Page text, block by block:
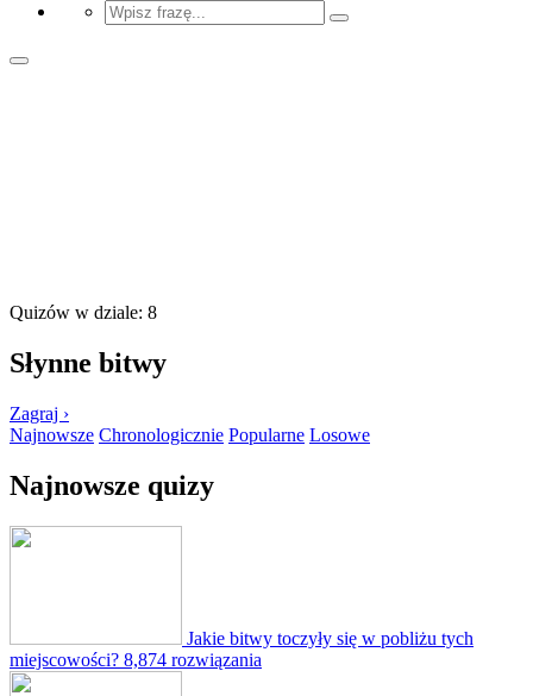
Quizów w dziale: 8
Słynne bitwy
Zagraj ›
Najnowsze Chronologicznie Popularne Losowe
Najnowsze quizy
Jakie bitwy toczyły się w pobliżu tych
miejscowości? 8,874 rozwiązania